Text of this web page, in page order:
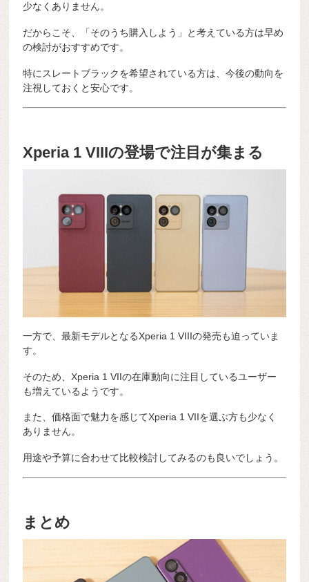
少なくありません。
だからこそ、「そのうち購入しよう」と考えている方は早め
の検討がおすすめです。
特にスレートブラックを希望されている方は、今後の動向を
注視しておくと安心です。
Xperia 1 VIIIの登場で注目が集まる
一方で、最新モデルとなるXperia 1 VIIIの発売も迫っていま
す。
そのため、Xperia 1 VIIの在庫動向に注目しているユーザー
も増えているようです。
また、価格面で魅力を感じてXperia 1 VIIを選ぶ方も少なく
ありません。
用途や予算に合わせて比較検討してみるのも良いでしょう。
まとめ